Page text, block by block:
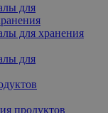
для
для хранения
для
продуктов